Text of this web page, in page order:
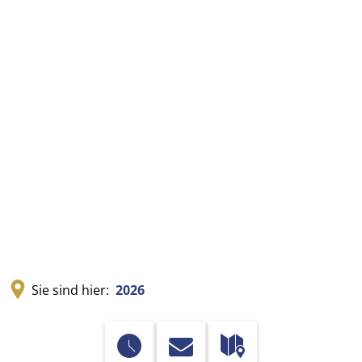
Sie sind hier: 2026